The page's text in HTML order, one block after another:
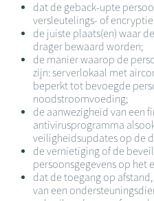
dat de geback-upte
versleutelings- of
de juiste plaats(en) waar
drager bewaard worden;
de manier waarop de
zijn: serverlokaal met
beperkt tot bevoegde
noodstroomvoeding;
de aanwezigheid van een
antivirusprogramma
veiligheidsupdates op de
de vernietiging of de
persoonsgegevens op het
dat de toegang op
van een